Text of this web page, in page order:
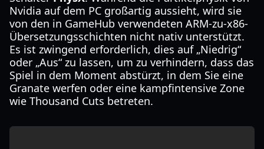
Nvidia auf dem PC großartig aussieht, wird sie
von den in GameHub verwendeten ARM-zu-x86-
Übersetzungsschichten nicht nativ unterstützt.
Es ist zwingend erforderlich, dies auf „Niedrig“
oder „Aus“ zu lassen, um zu verhindern, dass das
Spiel in dem Moment abstürzt, in dem Sie eine
Granate werfen oder eine kampfintensive Zone
wie Thousand Cuts betreten.